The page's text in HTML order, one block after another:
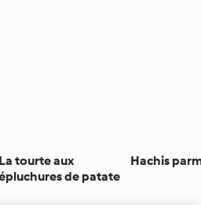
La tourte aux
de patate
Hachis